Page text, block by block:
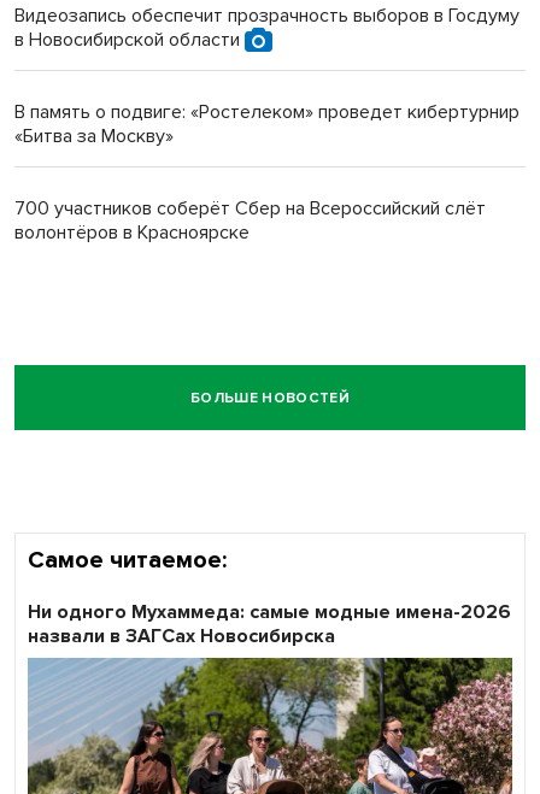
Видеозапись обеспечит прозрачность выборов в Госдуму
в Новосибирской области
В память о подвиге: «Ростелеком» проведет кибертурнир
«Битва за Москву»
700 участников соберёт Сбер на Всероссийский слёт
волонтёров в Красноярске
БОЛЬШЕ НОВОСТЕЙ
Самое читаемое:
Ни одного Мухаммеда: самые модные имена-2026
назвали в ЗАГСах Новосибирска